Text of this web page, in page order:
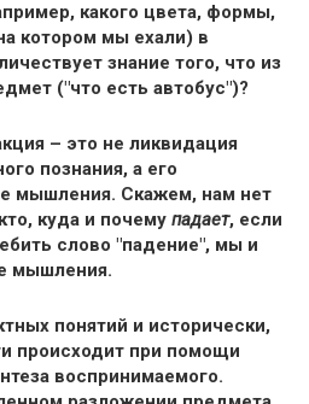
какого цвета, формы,
котором мы ехали) в
знание того, что из
("что есть автобус")?
– это не ликвидация
познания, а его
мышления. Скажем, нам нет
куда и почему падает, если
слово "падение", мы и
мышления.
понятий и исторически,
происходит при помощи
воспринимаемого.